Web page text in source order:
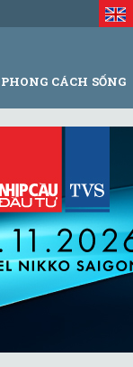
PHONG CÁCH SỐNG